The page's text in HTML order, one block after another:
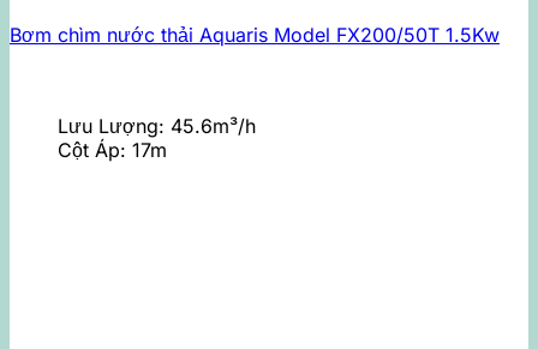
Bơm chìm nước thải Aquaris Model FX200/50T 1.5Kw
Lưu Lượng: 45.6m³/h
Cột Áp: 17m